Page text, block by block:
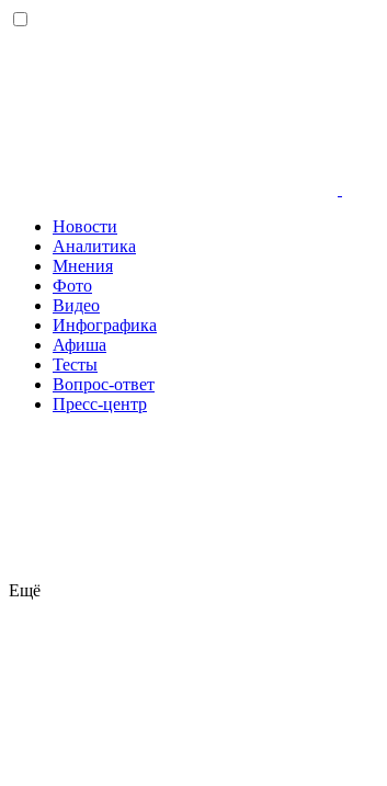
Новости
Аналитика
Мнения
Фото
Видео
Инфографика
Афиша
Тесты
Вопрос-ответ
Пресс-центр
Ещё